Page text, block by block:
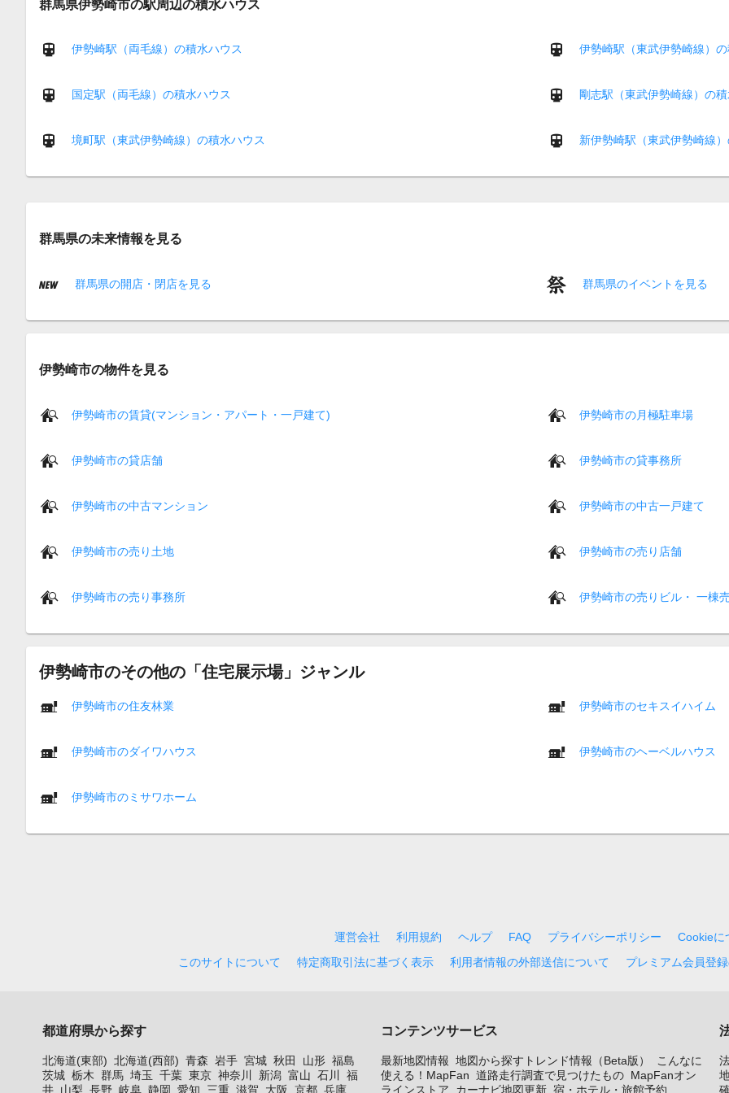
群馬県伊勢崎市の駅周辺の積水ハウス
伊勢崎駅（両毛線）の積水ハウス 伊勢崎駅（東武伊勢崎線）
国定駅（両毛線）の積水ハウス 剛志駅（東武伊勢崎線）の
境町駅（東武伊勢崎線）の積水ハウス 新伊勢崎駅（東武伊勢崎線
群馬県の未来情報を見る
群馬県の開店・閉店を見る 群馬県のイベントを見る
伊勢崎市の物件を見る
伊勢崎市の賃貸(マンション・アパート・一戸建て) 伊勢崎市の月極駐車場
伊勢崎市の貸店舗 伊勢崎市の貸事務所
伊勢崎市の中古マンション 伊勢崎市の中古一戸建て
伊勢崎市の売り土地 伊勢崎市の売り店舗
伊勢崎市の売り事務所 伊勢崎市の売りビル・ 一棟
伊勢崎市のその他の「住宅展示場」ジャンル
伊勢崎市の住友林業 伊勢崎市のセキスイハイム
伊勢崎市のダイワハウス 伊勢崎市のヘーベルハウス
伊勢崎市のミサワホーム
運営会社 利用規約 ヘルプ FAQ プライバシーポリシー
Cookieに
このサイトについて
特定商取引法に基づく表示 利用者情報の外部送信について プレミアム会員登
都道府県から探す
北海道(東部) 北海道(西部) 青森 岩手 宮城 秋田 山形 福島
茨城 栃木 群馬 埼玉 千葉 東京 神奈川 新潟 富山 石川
福
井 山梨 長野 岐阜 静岡 愛知 三重 滋賀 大阪 京都 兵庫
コンテンツサービス
最新地図情報 地図から探すトレンド情報（Beta版）
こんなに
使える！MapFan 道路走行調査で見つけたもの MapFanオン
ラインストア
カーナビ地図更新 宿・ホテル・旅館予約